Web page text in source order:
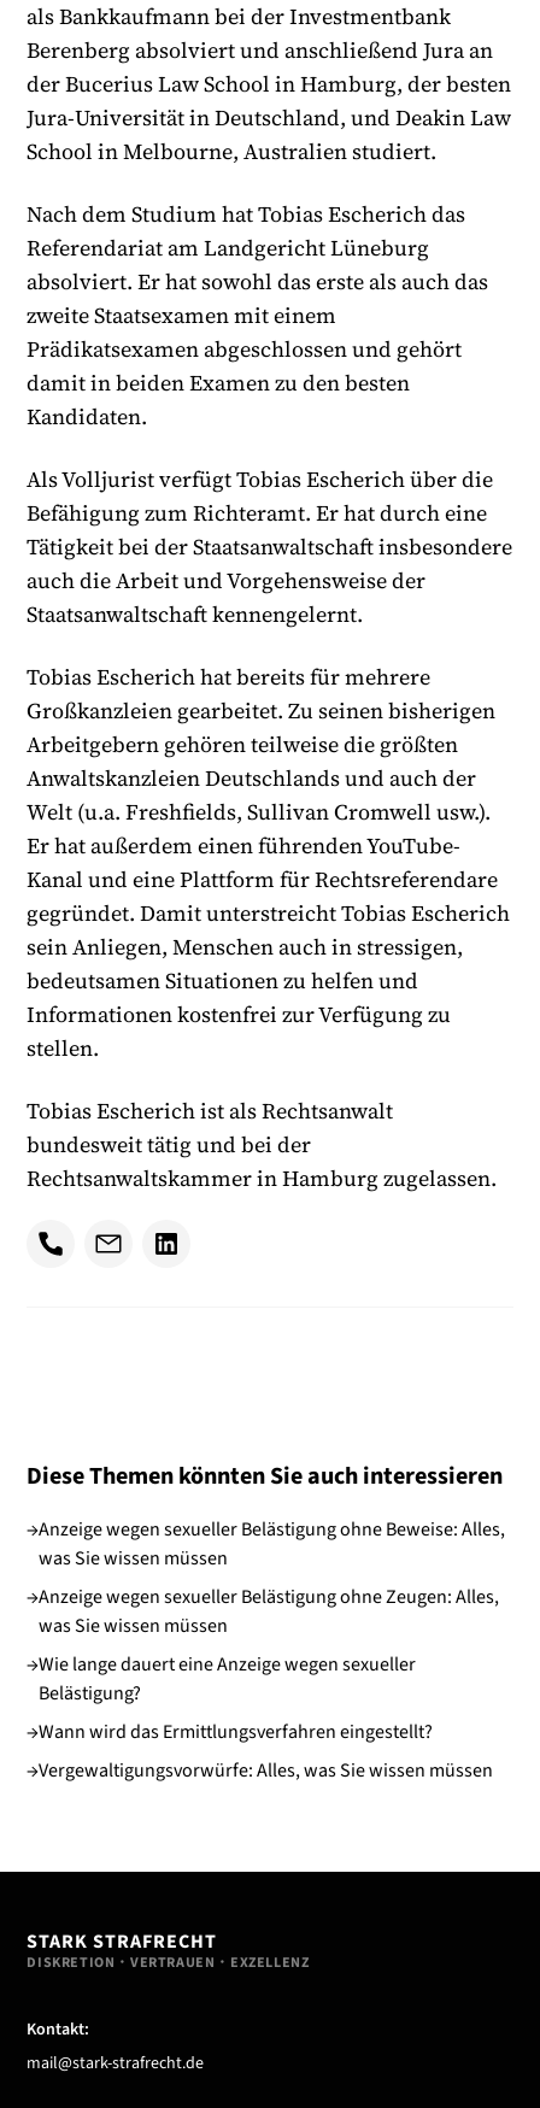
als Bankkaufmann bei der Investmentbank
Berenberg absolviert und anschließend Jura an
der Bucerius Law School in Hamburg, der besten
Jura-Universität in Deutschland, und Deakin Law
School in Melbourne, Australien studiert.
Nach dem Studium hat Tobias Escherich das
Referendariat am Landgericht Lüneburg
absolviert. Er hat sowohl das erste als auch das
zweite Staatsexamen mit einem
Prädikatsexamen abgeschlossen und gehört
damit in beiden Examen zu den besten
Kandidaten.
Als Volljurist verfügt Tobias Escherich über die
Befähigung zum Richteramt. Er hat durch eine
Tätigkeit bei der Staatsanwaltschaft insbesondere
auch die Arbeit und Vorgehensweise der
Staatsanwaltschaft kennengelernt.
Tobias Escherich hat bereits für mehrere
Großkanzleien gearbeitet. Zu seinen bisherigen
Arbeitgebern gehören teilweise die größten
Anwaltskanzleien Deutschlands und auch der
Welt (u.a. Freshfields, Sullivan Cromwell usw.).
Er hat außerdem einen führenden YouTube-
Kanal und eine Plattform für Rechtsreferendare
gegründet. Damit unterstreicht Tobias Escherich
sein Anliegen, Menschen auch in stressigen,
bedeutsamen Situationen zu helfen und
Informationen kostenfrei zur Verfügung zu
stellen.
Tobias Escherich ist als Rechtsanwalt
bundesweit tätig und bei der
Rechtsanwaltskammer in Hamburg zugelassen.
Diese Themen könnten Sie auch interessieren
→Anzeige wegen sexueller Belästigung ohne Beweise: Alles,
was Sie wissen müssen
→Anzeige wegen sexueller Belästigung ohne Zeugen: Alles,
was Sie wissen müssen
→Wie lange dauert eine Anzeige wegen sexueller
Belästigung?
→Wann wird das Ermittlungsverfahren eingestellt?
→Vergewaltigungsvorwürfe: Alles, was Sie wissen müssen
STARK STRAFRECHT
DISKRETION・VERTRAUEN・EXZELLENZ
Kontakt:
mail@stark-strafrecht.de